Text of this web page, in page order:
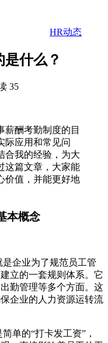
HR动态
什么？
35
薪酬考勤制度的目
际应用和常见问
合我的经验，为大
这篇文章，大家能
价值，并能更好地
本概念
企业为了规范员工管
立的一套规则体系。它
勤管理等多个方面。这
企业的人力资源运转流
单的“打卡发工资”，